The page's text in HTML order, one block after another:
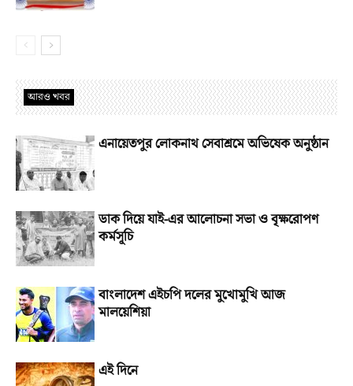
আরও খবর
এনায়েতপুর লোকনাথ সেবাশ্রমে অভিষেক অনুষ্ঠান
ডাক দিয়ে যাই-এর আলোচনা সভা ও বৃক্ষরোপণ
কর্মসূচি
বাংলাদেশ এইচপি দলের মুখোমুখি আজ
মালয়েশিয়া
এই দিনে